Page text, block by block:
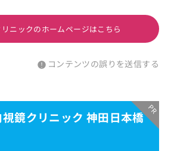
ニックのホームページはこちら
コンテンツの誤りを送信する
鏡クリニック 神田日本橋